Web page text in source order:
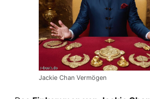
Jackie Chan Vermögen